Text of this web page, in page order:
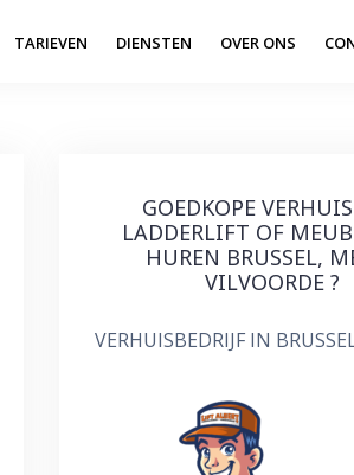
TARIEVEN DIENSTEN OVER ONS
GOEDKOPE
LADDERLIFT OF
HUREN BRUSSEL,
VILVOORDE ?
VERHUISBEDRIJF IN